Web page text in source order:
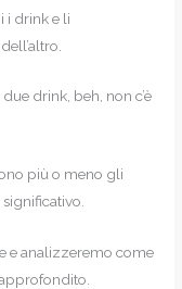
i drink e li
drink, beh, non c’è
più o meno gli
e analizzeremo come